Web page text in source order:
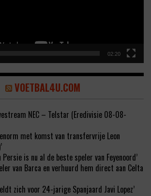
02:20
VOETBAL4U.COM
NEC – Telstar (Eredivisie 08-08-
met komst van transfervrije Leon
Persie is nu al de beste speler van Feyenoord’
van Barca en verhuurd hem direct aan Celta
zich voor 24-jarige Spanjaard Javi Lopez’